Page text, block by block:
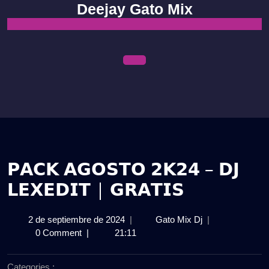
content
Deejay Gato Mix
𝗣𝗔𝗖𝗞 𝗔𝗚𝗢𝗦𝗧𝗢 𝟮𝗞𝟮𝟰 – 𝗗𝗝
𝗟𝗘𝗫𝗘𝗗𝗜𝗧 | 𝗚𝗥𝗔𝗧𝗜𝗦
2 de septiembre de 20242
de
| Gato Mix Dj𝗣𝗔𝗖𝗞
|
0 Comment | 21:11
Categories :